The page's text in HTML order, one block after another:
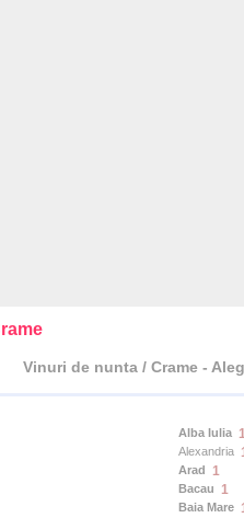
Vinuri de nunta / Crame -
Alba Iulia
Alexandria
Arad 1
Bacau 1
Baia Mare